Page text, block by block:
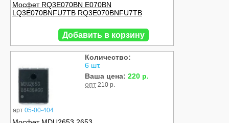
Мосфет RQ3E070BN E070BN
LQ3E070BNFU7TB RQ3E070BNFU7TB
Добавить в корзину
арт 05-00-404
Количество:
6 шт.
Ваша цена: 220 р.
опт 210 р.